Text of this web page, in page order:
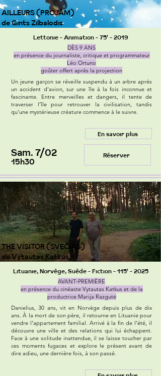
AILLEURS (PROJĀM)
de Gints Zilbalodis
Lettonie - Animation - 75' - 2019
DÈS 9 ANS
en présence du journaliste, critique et programmateur
Léo Ortuno
goûter offert après la projection
Un jeune garçon se réveille suspendu à un arbre après
un accident d'avion, sur une île à la fois inconnue et
fascinante. Entre merveilles et dangers, il tente de
traverser l'île pour retrouver la civilisation, tandis
qu'une mystérieuse créature commence à le suivre.
En savoir plus
Sam. 7/02
15h30
Réserver
THE VISITOR (SVEČIAS)
de Vytautas Katkus
Lituanie, Norvège, Suède - Fiction - 115' - 2025
AVANT‑PREMIÈRE
en présence du cinéaste Vytautas Katkus et de la
productrice Marija Razgutė
Danielius, 30 ans, vit en Norvège depuis plus de dix
ans. À la mort de son père, il retourne en Lituanie pour
vendre l'appartement familial. Arrivé à la fin de l'été, il
découvre une ville et des relations qui lui échappent.
Face à une solitude inattendue, il se laisse toucher par
ces moments fugaces et explore le présent avant de
dire adieu, une dernière fois, à son passé.